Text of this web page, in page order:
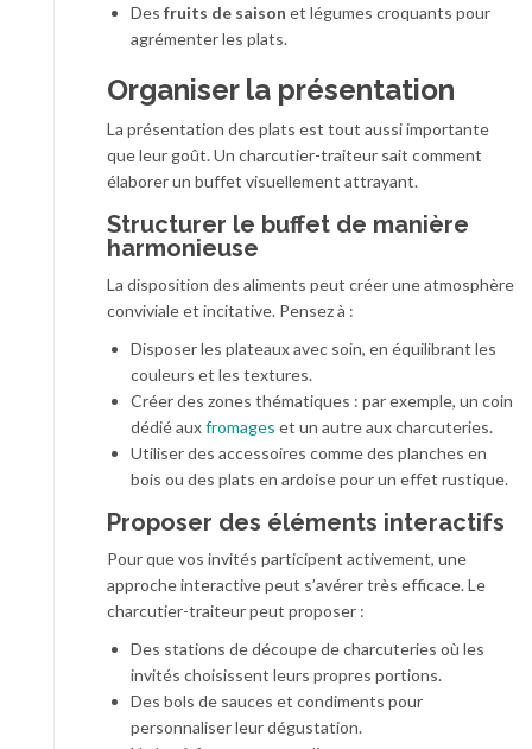
Des fruits de saison et légumes croquants pour
agrémenter les plats.
Organiser la présentation
La présentation des plats est tout aussi importante
que leur goût. Un charcutier-traiteur sait comment
élaborer un buffet visuellement attrayant.
Structurer le buffet de manière
harmonieuse
La disposition des aliments peut créer une atmosphère
conviviale et incitative. Pensez à :
Disposer les plateaux avec soin, en équilibrant les
couleurs et les textures.
Créer des zones thématiques : par exemple, un coin
dédié auxfromages et un autre aux charcuteries.
Utiliser des accessoires comme des planches en
bois ou des plats en ardoise pour un effet rustique.
Proposer des éléments interactifs
Pour que vos invités participent activement, une
approche interactive peut s’avérer très efficace. Le
charcutier-traiteur peut proposer :
Des stations de découpe de charcuteries où les
invités choisissent leurs propres portions.
Des bols de sauces et condiments pour
personnaliser leur dégustation.